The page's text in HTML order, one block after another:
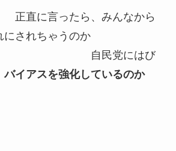
たら、みんなから
にされちゃうのか
民党にはび
バイアスを強化しているのか